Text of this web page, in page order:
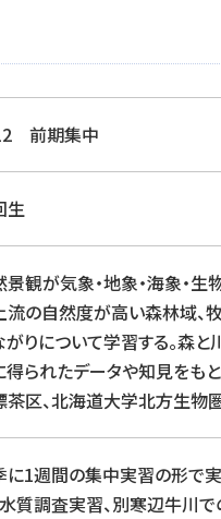
前期集中
生
景観が気象・地象・海象・
流の自然度が高い森林域、
がりについて学習する。森
得られたデータや知見をも
茶区、北海道大学北方生物
に1週間の集中実習の形で
水質調査実習、別寒辺牛川